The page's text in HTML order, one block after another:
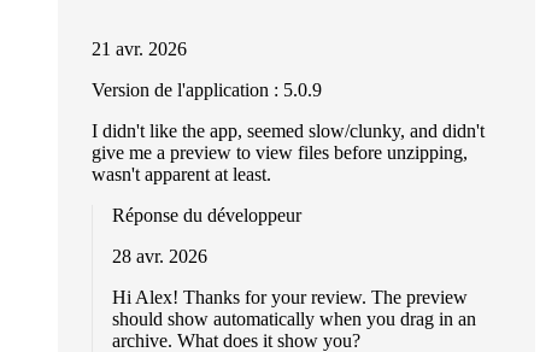
21 avr. 2026
Version de l'application : 5.0.9
I didn't like the app, seemed slow/clunky, and didn't
give me a preview to view files before unzipping,
wasn't apparent at least.
Réponse du développeur
28 avr. 2026
Hi Alex! Thanks for your review. The preview
should show automatically when you drag in an
archive. What does it show you?